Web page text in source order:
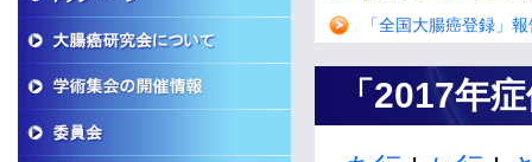
「全国大腸癌登録」
「2017年